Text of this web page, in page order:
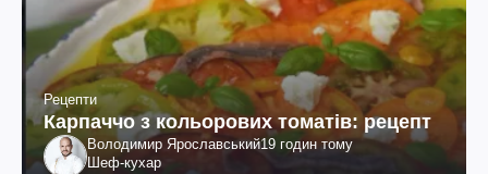
Рецепти
Карпаччо з кольорових томатів: рецепт
Володимир Ярославський19 годин тому
Шеф-кухар